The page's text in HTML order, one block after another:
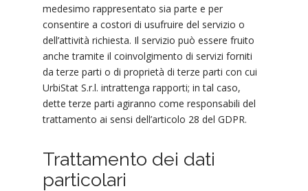
medesimo rappresentato sia parte e per
consentire a costori di usufruire del servizio o
dell’attività richiesta. Il servizio può essere fruito
anche tramite il coinvolgimento di servizi forniti
da terze parti o di proprietà di terze parti con cui
UrbiStat S.r.l. intrattenga rapporti; in tal caso,
dette terze parti agiranno come responsabili del
trattamento ai sensi dell’articolo 28 del GDPR.
Trattamento dei dati
particolari